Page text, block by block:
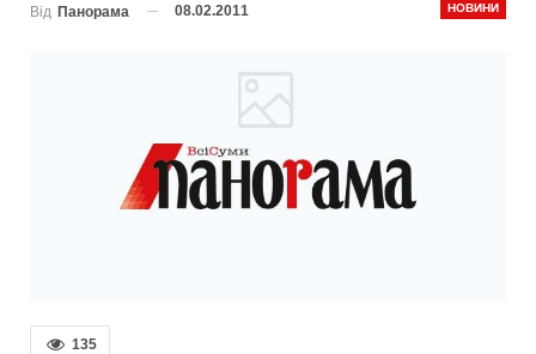
НОВИНИ
Від Панорама 08.02.2011
135